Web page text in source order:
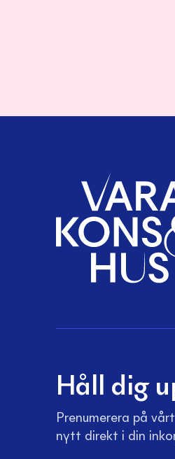
Håll dig
Prenumerera på
nytt direkt i din